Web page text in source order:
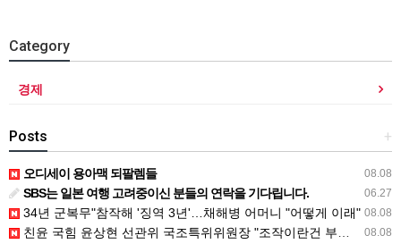
Category
경제
+
Posts
08.08
오디세이 용아맥 되팔렘들
06.27
SBS는 일본 여행 고려중이신 분들의 연락을 기다립니다.
08.08
34년 군복무"참작해 '징역 3년'…채해병 어머니 "어떻게 이래"
08.08
친윤 국힘 윤상현 선관위 국조특위위원장 "조작이란건 부정선거 선동"